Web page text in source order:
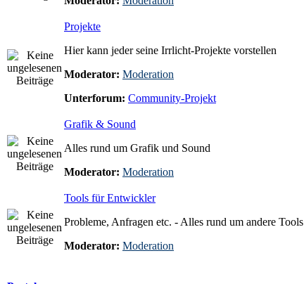
Projekte
Hier kann jeder seine Irrlicht-Projekte vorstellen
Moderator: Moderation
Unterforum: Community-Projekt
Grafik & Sound
Alles rund um Grafik und Sound
Moderator: Moderation
Tools für Entwickler
Probleme, Anfragen etc. - Alles rund um andere Tools
Moderator: Moderation